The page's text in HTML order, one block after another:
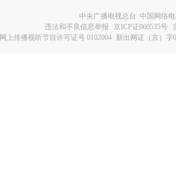
中央广播电视总台 中国网络
违法和不良信息举报
京ICP证060535号
网上传播视听节目许可证号 0102004 新出网证（京）